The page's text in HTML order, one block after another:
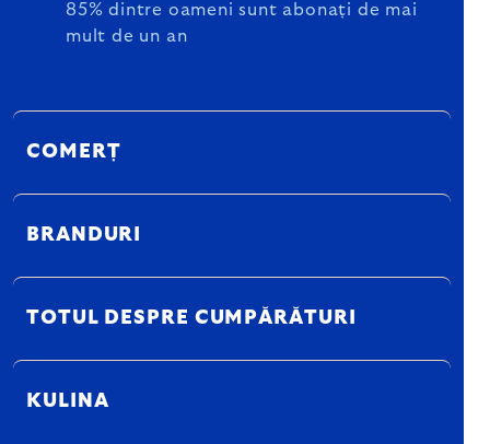
85% dintre oameni sunt abonați de mai
mult de un an
COMERȚ
BRANDURI
TOTUL DESPRE CUMPĂRĂTURI
KULINA